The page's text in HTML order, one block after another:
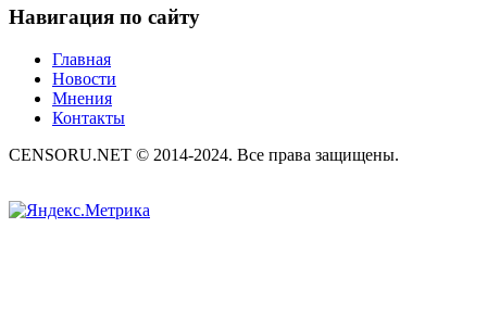
Навигация по сайту
Главная
Новости
Мнения
Контакты
CENSORU.NET © 2014-2024. Все права защищены.